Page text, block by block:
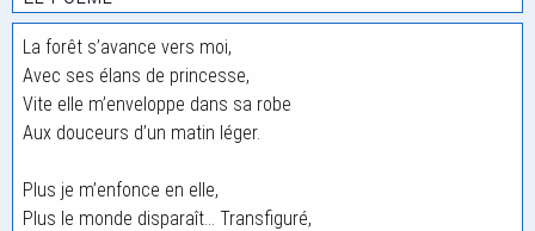
La forêt s’avance vers moi,
Avec ses élans de princesse,
Vite elle m’enveloppe dans sa robe
Aux douceurs d’un matin léger.
Plus je m’enfonce en elle,
Plus le monde disparaît… Transfiguré,